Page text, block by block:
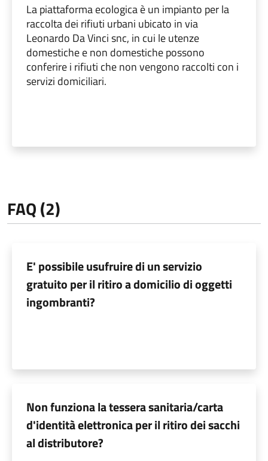
La piattaforma ecologica è un impianto per la
raccolta dei rifiuti urbani ubicato in via
Leonardo Da Vinci snc, in cui le utenze
domestiche e non domestiche possono
conferire i rifiuti che non vengono raccolti con i
servizi domiciliari.
FAQ (2)
E' possibile usufruire di un servizio
gratuito per il ritiro a domicilio di oggetti
ingombranti?
Non funziona la tessera sanitaria/carta
d'identità elettronica per il ritiro dei sacchi
al distributore?